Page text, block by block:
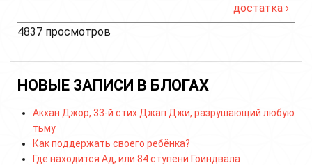
достатка ›
4837 просмотров
НОВЫЕ ЗАПИСИ В БЛОГАХ
Акхан Джор, 33-й стих Джап Джи, разрушающий любую
тьму
Как поддержать своего ребёнка?
Где находится Ад, или 84 ступени Гоиндвала